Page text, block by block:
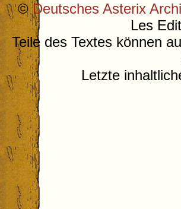
©Deutsches Asterix
Les
Teile des Textes können
Letzte